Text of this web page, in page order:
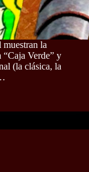
la
Verde” y
(la clásica, la